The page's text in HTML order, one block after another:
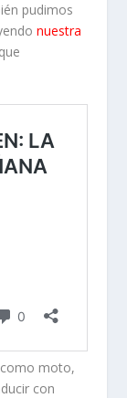
pudimos
nuestra
moto,
con